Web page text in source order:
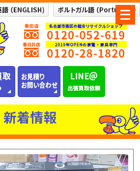
メ
ニ
ュ
ー
新着情報